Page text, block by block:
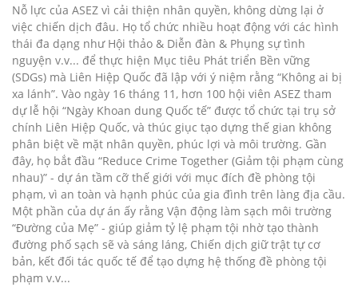
Nỗ lực của ASEZ vì cải thiện nhân quyền, không dừng lại ở
việc chiến dịch đâu. Họ tổ chức nhiều hoạt động với các hình
thái đa dạng như Hội thảo & Diễn đàn & Phụng sự tình
nguyện v.v... để thực hiện Mục tiêu Phát triển Bền vững
(SDGs) mà Liên Hiệp Quốc đã lập với ý niệm rằng “Không ai bị
xa lánh”. Vào ngày 16 tháng 11, hơn 100 hội viên ASEZ tham
dự lễ hội “Ngày Khoan dung Quốc tế” được tổ chức tại trụ sở
chính Liên Hiệp Quốc, và thúc giục tạo dựng thế gian không
phân biệt về mặt nhân quyền, phúc lợi và môi trường. Gần
đây, họ bắt đầu “Reduce Crime Together (Giảm tội phạm cùng
nhau)” - dự án tầm cỡ thế giới với mục đích đề phòng tội
phạm, vì an toàn và hạnh phúc của gia đình trên làng địa cầu.
Một phần của dự án ấy rằng Vận động làm sạch môi trường
“Đường của Mẹ” - giúp giảm tỷ lệ phạm tội nhờ tạo thành
đường phố sạch sẽ và sáng láng, Chiến dịch giữ trật tự cơ
bản, kết đối tác quốc tế để tạo dựng hệ thống đề phòng tội
phạm v.v...